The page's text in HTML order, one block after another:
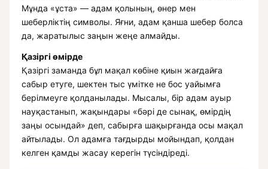
Мұнда «ұста» — адам қолының, өнер мен
шеберліктің символы. Яғни, адам қанша шебер болса
да, жаратылыс заңын жеңе алмайды.
Қазіргі өмірде
Қазіргі заманда бұл мақал көбіне қиын жағдайға
сабыр етуге, шектен тыс үмітке не бос уайымға
берілмеуге қолданылады. Мысалы, бір адам ауыр
науқастанып, жақындары «бәрі де сынақ, өмірдің
заңы осындай» деп, сабырға шақырғанда осы мақал
айтылады. Ол адамға тағдырды мойындап, қолдан
келген қамды жасау керегін түсіндіреді.